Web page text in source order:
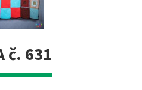
č. 631